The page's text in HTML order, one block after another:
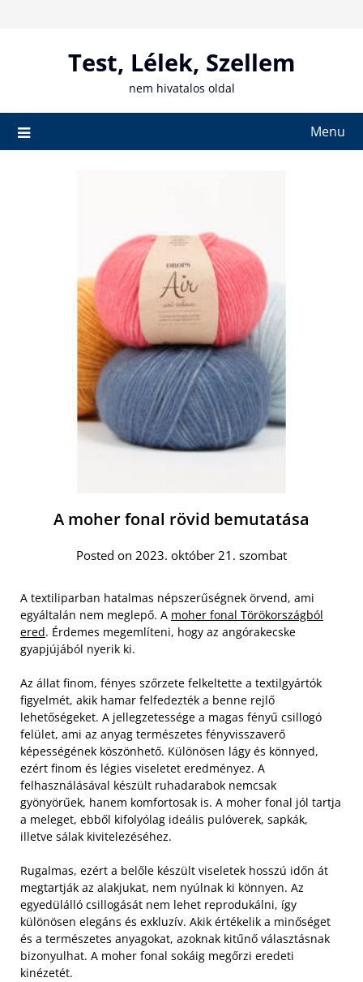
Test, Lélek, Szellem
nem hivatalos oldal
Menu
A moher fonal rövid bemutatása
Posted on 2023. október 21. szombat
A textiliparban hatalmas népszerűségnek örvend, ami
egyáltalán nem meglepő. A moher fonal Törökországból
ered. Érdemes megemlíteni, hogy az angórakecske
gyapjújából nyerik ki.
Az állat finom, fényes szőrzete felkeltette a textilgyártók
figyelmét, akik hamar felfedezték a benne rejlő
lehetőségeket. A jellegzetessége a magas fényű csillogó
felület, ami az anyag természetes fényvisszaverő
képességének köszönhető. Különösen lágy és könnyed,
ezért finom és légies viseletet eredményez. A
felhasználásával készült ruhadarabok nemcsak
gyönyörűek, hanem komfortosak is. A moher fonal jól tartja
a meleget, ebből kifolyólag ideális pulóverek, sapkák,
illetve sálak kivitelezéséhez.
Rugalmas, ezért a belőle készült viseletek hosszú időn át
megtartják az alakjukat, nem nyúlnak ki könnyen. Az
egyedülálló csillogását nem lehet reprodukálni, így
különösen elegáns és exkluzív. Akik értékelik a minőséget
és a természetes anyagokat, azoknak kitűnő választásnak
bizonyulhat. A moher fonal sokáig megőrzi eredeti
kinézetét.